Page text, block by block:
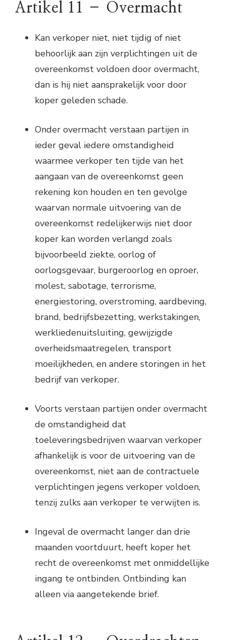
Artikel 11 – Overmacht
Kan verkoper niet, niet tijdig of niet
behoorlijk aan zijn verplichtingen uit de
overeenkomst voldoen door overmacht,
dan is hij niet aansprakelijk voor door
koper geleden schade.
Onder overmacht verstaan partijen in
ieder geval iedere omstandigheid
waarmee verkoper ten tijde van het
aangaan van de overeenkomst geen
rekening kon houden en ten gevolge
waarvan normale uitvoering van de
overeenkomst redelijkerwijs niet door
koper kan worden verlangd zoals
bijvoorbeeld ziekte, oorlog of
oorlogsgevaar, burgeroorlog en oproer,
molest, sabotage, terrorisme,
energiestoring, overstroming, aardbeving,
brand, bedrijfsbezetting, werkstakingen,
werkliedenuitsluiting, gewijzigde
overheidsmaatregelen, transport
moeilijkheden, en andere storingen in het
bedrijf van verkoper.
Voorts verstaan partijen onder overmacht
de omstandigheid dat
toeleveringsbedrijven waarvan verkoper
afhankelijk is voor de uitvoering van de
overeenkomst, niet aan de contractuele
verplichtingen jegens verkoper voldoen,
tenzij zulks aan verkoper te verwijten is.
Ingeval de overmacht langer dan drie
maanden voortduurt, heeft koper het
recht de overeenkomst met onmiddellijke
ingang te ontbinden. Ontbinding kan
alleen via aangetekende brief.